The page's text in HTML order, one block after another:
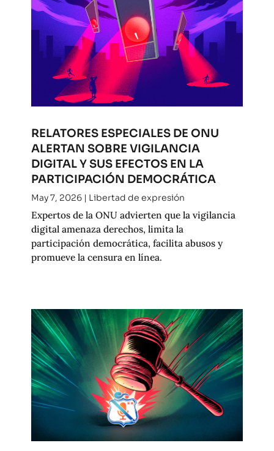
RELATORES ESPECIALES DE ONU
ALERTAN SOBRE VIGILANCIA
DIGITAL Y SUS EFECTOS EN LA
PARTICIPACIÓN DEMOCRÁTICA
May 7, 2026| Libertad de expresión
Expertos de la ONU advierten que la vigilancia
digital amenaza derechos, limita la
participación democrática, facilita abusos y
promueve la censura en línea.